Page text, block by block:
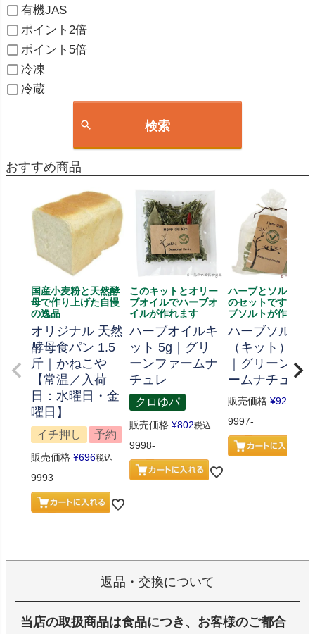
有機JAS
ポイント2倍
ポイント5倍
冷凍
冷蔵
検索
おすすめ商品
国産小麦粉と天然酵
母で作り上げた自慢
の逸品
オリジナル 天然
酵母食パン 1.5
斤｜かねこや
【常温／入荷
日：水曜日・金
曜日】
イチ押し 予約
販売価格 ¥696税込
9993
このキットとオリー
ブオイルでハーブオ
イルが作れます
ハーブオイルキ
ット 5g｜グリ
ーンファームナ
チュレ
クロゆパ
販売価格 ¥802税込
9998-
ハーブとソルト、
のセットです、ハ
ブソルトが作れま
ハーブソルト
（キット） 70g
｜グリーンフ
ームナチュレ
販売価格 ¥926
9997-
返品・交換について
当店の取扱商品は食品につき、お客様のご都合